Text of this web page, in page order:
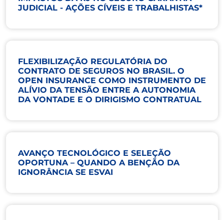
JUDICIAL - AÇÕES CÍVEIS E TRABALHISTAS*
FLEXIBILIZAÇÃO REGULATÓRIA DO
CONTRATO DE SEGUROS NO BRASIL. O
OPEN INSURANCE COMO INSTRUMENTO DE
ALÍVIO DA TENSÃO ENTRE A AUTONOMIA
DA VONTADE E O DIRIGISMO CONTRATUAL
AVANÇO TECNOLÓGICO E SELEÇÃO
OPORTUNA – QUANDO A BENÇÃO DA
IGNORÂNCIA SE ESVAI